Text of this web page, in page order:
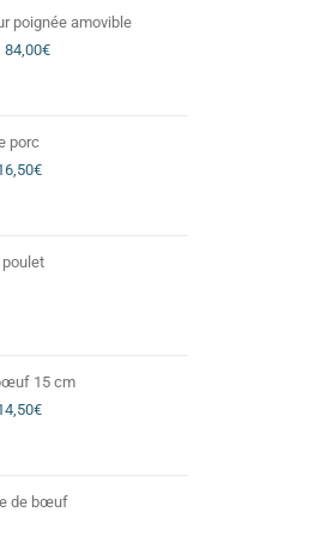
poignée amovible
84,00€
porc
€
15 cm
€
de bœuf